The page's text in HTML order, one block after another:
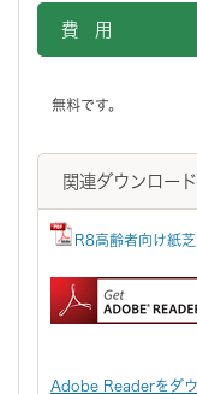
費 用
無料です。
関連ダウンロー
R8高齢者向け紙
Adobe Readerをダウ